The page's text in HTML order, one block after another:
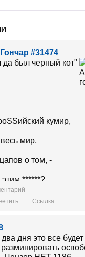
#31474
был черный кот"
кумир,
мир,
о том, -
этим ******?
ала-ла-ла-ла-ла
клевета
Ссылка